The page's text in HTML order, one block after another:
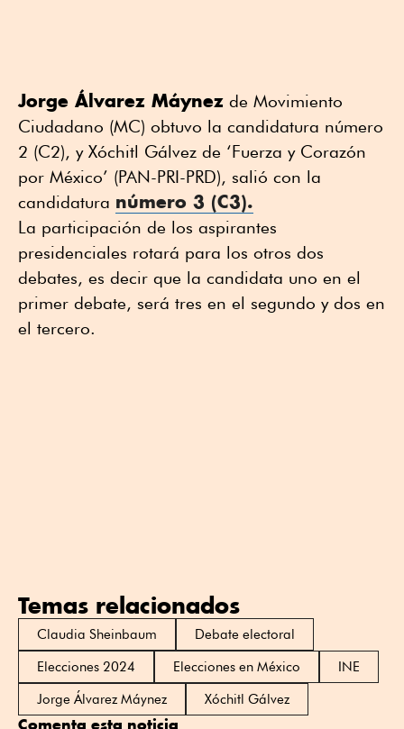
Jorge Álvarez Máynez de Movimiento
Ciudadano (MC) obtuvo la candidatura número
2 (C2), y Xóchitl Gálvez de ‘Fuerza y Corazón
por México’ (PAN-PRI-PRD), salió con la
candidatura número 3 (C3).
La participación de los aspirantes
presidenciales rotará para los otros dos
debates, es decir que la candidata uno en el
primer debate, será tres en el segundo y dos en
el tercero.
Temas relacionados
Claudia Sheinbaum
Debate electoral
Elecciones 2024
Elecciones en México
INE
Jorge Álvarez Máynez
Xóchitl Gálvez
Comenta esta noticia